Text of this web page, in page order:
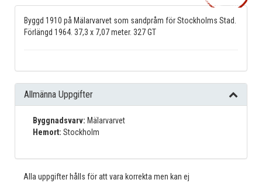
Byggd 1910 på Mälarvarvet som sandpråm för Stockholms Stad.
Förlängd 1964. 37,3 x 7,07 meter. 327 GT
Allmänna Uppgifter
Byggnadsvarv: Mälarvarvet
Hemort: Stockholm
Alla uppgifter hålls för att vara korrekta men kan ej